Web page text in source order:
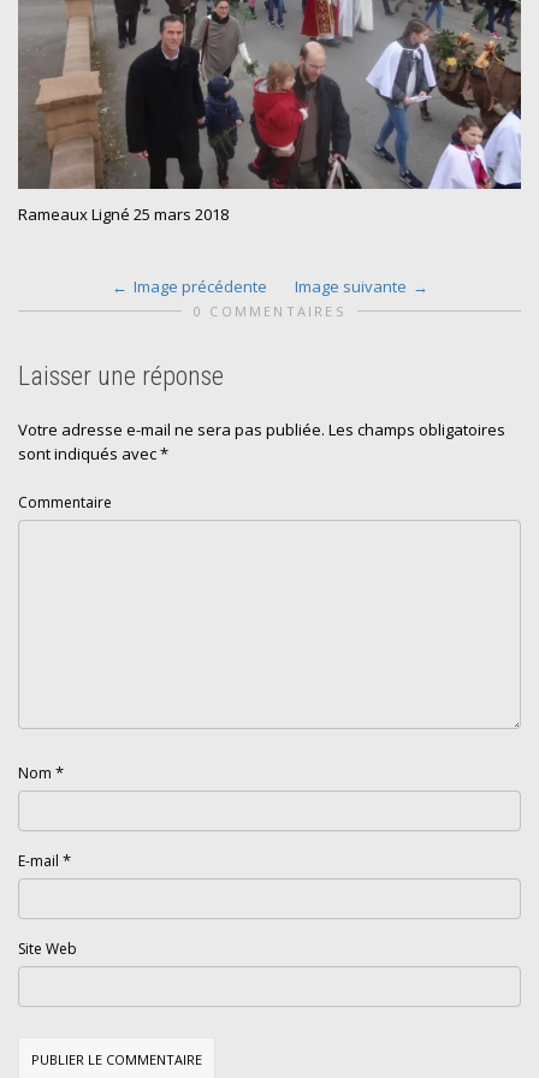
Rameaux Ligné 25 mars 2018
Image précédente Image suivante
0 COMMENTAIRES
Laisser une réponse
Votre adresse e-mail ne sera pas publiée. Les champs obligatoires
sont indiqués avec*
Commentaire
Nom *
E-mail *
Site Web